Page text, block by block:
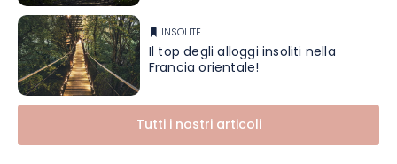
INSOLITE
Il top degli alloggi insoliti nella
Francia orientale!
Tutti i nostri articoli